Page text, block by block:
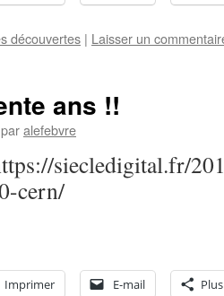
découvertes | Laisser un
ans !!
paralefebvre
siecledigital.fr/
cern/
Imprimer E-mail Plus